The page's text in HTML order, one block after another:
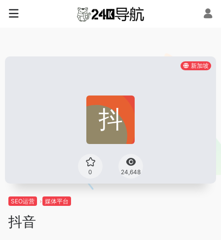
新加坡
0 24,648
SEO运营 媒体平台
抖音